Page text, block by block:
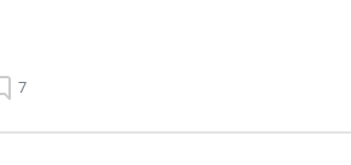
7